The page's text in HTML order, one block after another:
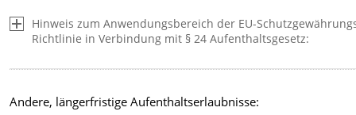
Hinweis zum Anwendungsbereich der EU-
Richtlinie in Verbindung mit § 24 Aufenthaltsgesetz:
Andere, längerfristige Aufenthaltserlaubnisse: